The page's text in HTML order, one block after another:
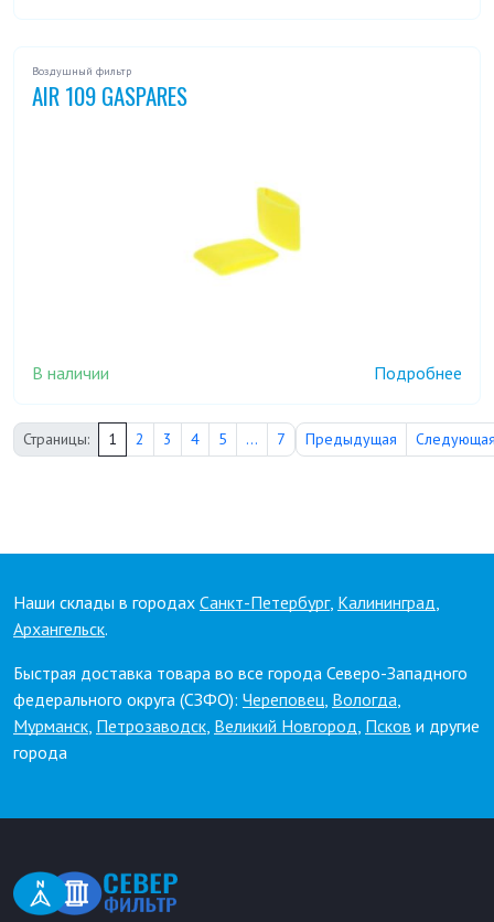
Воздушный фильтр
AIR 109 GASPARES
В наличии Подробнее
Страницы: 1 2 3 4 5 ... 7 Предыдущая
Наши склады в городах Санкт-Петербург, Калининград,
Архангельск.
Быстрая доставка товара во все города Северо-Западного
федерального округа (СЗФО): Череповец, Вологда,
Мурманск, Петрозаводск, Великий Новгород, Псков и другие
города